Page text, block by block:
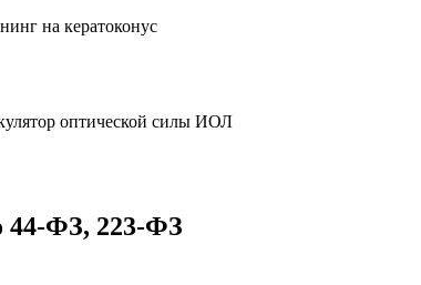
на кератоконус
оптической силы ИОЛ
44-ФЗ, 223-ФЗ